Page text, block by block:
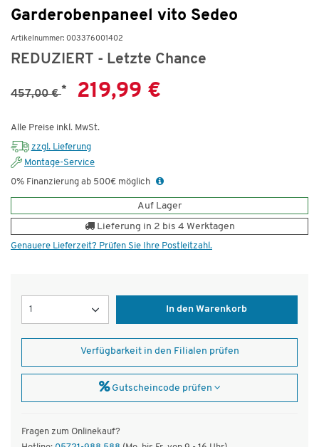
Garderobenpaneel vito Sedeo
Artikelnummer: 003376001402
REDUZIERT - Letzte Chance
457,00 €* 219,99 €
Alle Preise inkl. MwSt.
zzgl. Lieferung
Montage-Service
0% Finanzierung ab 500€ möglich
Auf Lager
Lieferung in 2 bis 4 Werktagen
Genauere Lieferzeit? Prüfen Sie Ihre Postleitzahl.
In den Warenkorb
Verfügbarkeit in den Filialen prüfen
Gutscheincode prüfen
Fragen zum Onlinekauf?